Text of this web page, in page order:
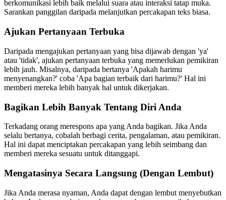
berkomunikasi lebih baik melalui suara atau interaksi tatap muka.
Sarankan panggilan daripada melanjutkan percakapan teks biasa.
Ajukan Pertanyaan Terbuka
Daripada mengajukan pertanyaan yang bisa dijawab dengan 'ya'
atau 'tidak', ajukan pertanyaan terbuka yang memerlukan pemikiran
lebih jauh. Misalnya, daripada bertanya 'Apakah harimu
menyenangkan?' coba 'Apa bagian terbaik dari harimu?' Hal ini
memberi mereka lebih banyak hal untuk dikerjakan.
Bagikan Lebih Banyak Tentang Diri Anda
Terkadang orang merespons apa yang Anda bagikan. Jika Anda
selalu bertanya, cobalah berbagi cerita, pengalaman, atau pemikiran.
Hal ini dapat menciptakan percakapan yang lebih seimbang dan
memberi mereka sesuatu untuk ditanggapi.
Mengatasinya Secara Langsung (Dengan Lembut)
Jika Anda merasa nyaman, Anda dapat dengan lembut menyebutkan